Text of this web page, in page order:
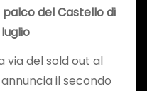
del Castello di
luglio
via del sold out al
il secondo